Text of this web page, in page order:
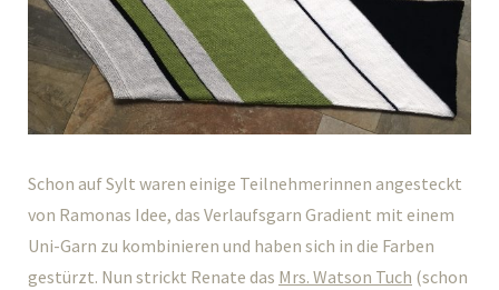
Schon auf Sylt waren einige Teilnehmerinnen angesteckt
von Ramonas Idee, das Verlaufsgarn Gradient mit einem
Uni-Garn zu kombinieren und haben sich in die Farben
gestürzt. Nun strickt Renate das Mrs. Watson Tuch (schon